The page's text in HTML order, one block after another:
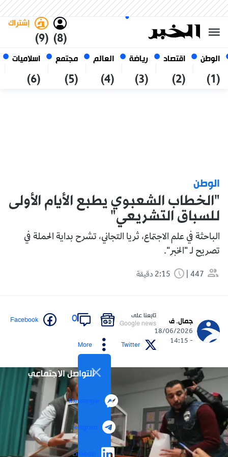
الوطن
(1)
اقتصاد
(2)
رياضة
(3)
العالم
(4)
مجتمع
(5)
اسلاميات
(6)
(8)
إشتراك
(9)
أغسطس 2026
الجزائر
الوطن
"الخطاب الشعبوي يطبع الأيام الأولى
للسباق التشريعي"
الباحثة في علم الاجتماع، ثريا التجاني، تشرح بداية الحملة في
تصريح لـ "الخبر".
447
جمال. ف
18/06/2026
- 14:15
تابعنا على
Google news
0
Facebook
Twitter
More
التواصل الاجتماعي
Messenger
Telegram
LinkedIn